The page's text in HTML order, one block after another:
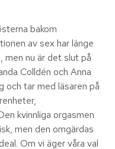
bakom
av sex har länge
men nu är det slut på
Colldén och Anna
och tar med läsaren på
kvinnliga orgasmen
men den omgärdas
Om vi äger våra val